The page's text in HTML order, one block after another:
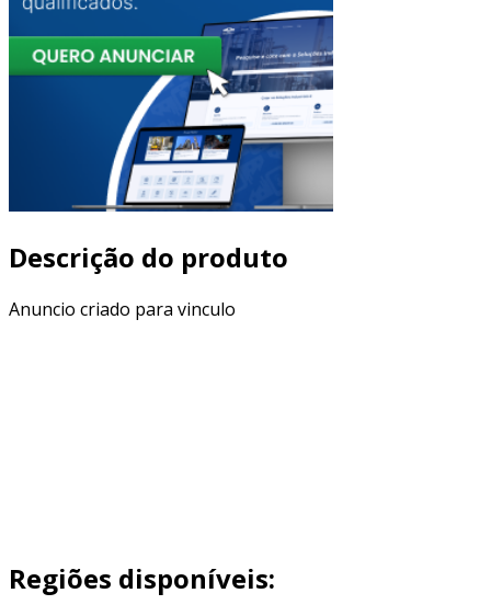
Descrição do produto
Anuncio criado para vinculo
Regiões disponíveis: